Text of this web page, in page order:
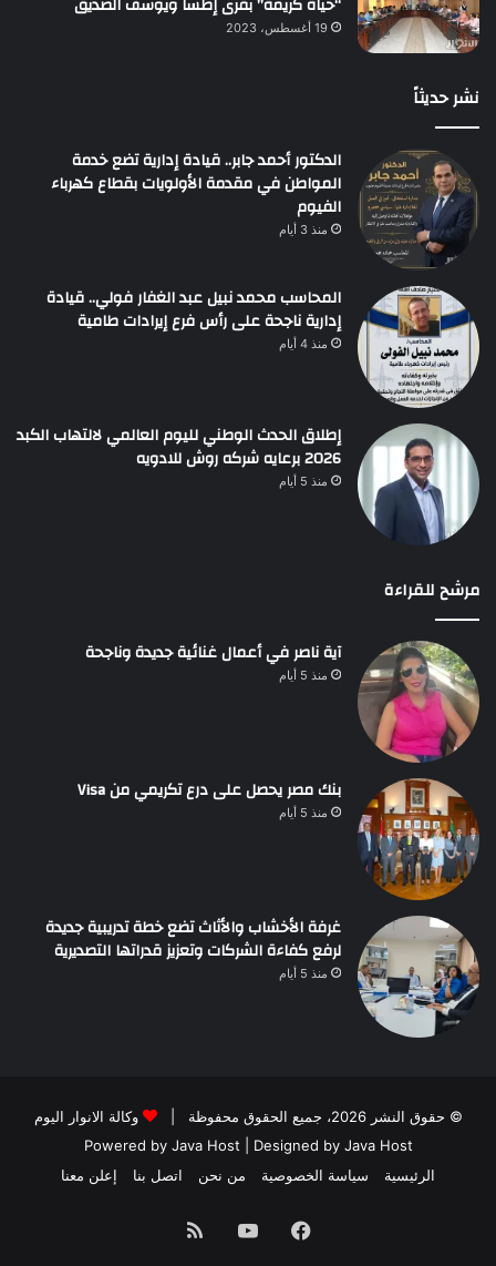
19 أغسطس، 2023
نشر حديثاً
الدكتور أحمد جابر.. قيادة إدارية تضع خدمة
المواطن في مقدمة الأولويات بقطاع كهرباء
الفيوم
منذ 3 أيام
المحاسب محمد نبيل عبد الغفار فولي.. قيادة
إدارية ناجحة على رأس فرع إيرادات طامية
منذ 4 أيام
إطلاق الحدث الوطني لليوم العالمي لالتهاب الكبد
2026 برعايه شركه روش للادويه
منذ 5 أيام
مرشح للقراءة
آية ناصر في أعمال غنائية جديدة وناجحة
منذ 5 أيام
بنك مصر يحصل على درع تكريمي من Visa
منذ 5 أيام
غرفة الأخشاب والأثاث تضع خطة تدريبية جديدة
لرفع كفاءة الشركات وتعزيز قدراتها التصديرية
منذ 5 أيام
© حقوق النشر 2026، جميع الحقوق محفوظة |
وكالة الانوار اليوم
Powered by Java Host | Designed by Java Host
الرئيسية
سياسة الخصوصية من نحن اتصل بنا إعلن معنا
فيسبوكيوتيوبملخص